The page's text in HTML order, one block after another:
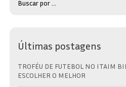
Últimas postagens
TROFÉU DE FUTEBOL NO ITAIM BIBI: GUIA COMPLETO PARA
ESCOLHER O MELHOR